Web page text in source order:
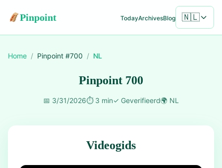
Pinpoint TodayArchivesBlog 🇳🇱
Home / Pinpoint #700 / NL
Pinpoint 700
📅 3/31/2026⏱️ 3 min✓ Geverifieerd🌍 NL
Videogids